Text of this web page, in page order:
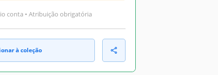
conta • Atribuição obrigatória
à coleção